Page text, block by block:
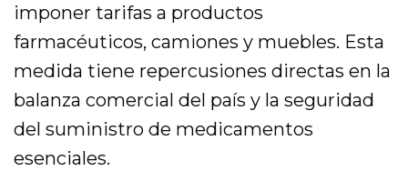
imponer tarifas a productos
farmacéuticos, camiones y muebles. Esta
medida tiene repercusiones directas en la
balanza comercial del país y la seguridad
del suministro de medicamentos
esenciales.